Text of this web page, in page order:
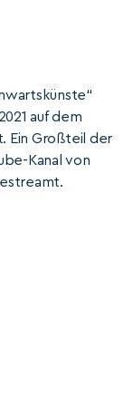
auf dem
Ein Großteil der
Kanal von